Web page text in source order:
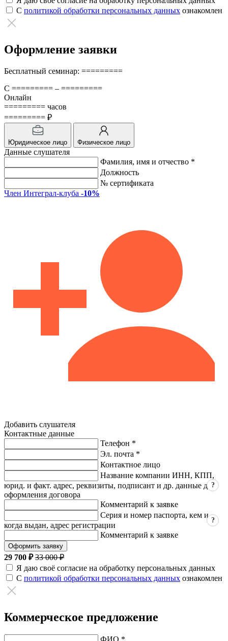
С политикой обработки персональных данных ознакомлен
Оформление заявки
Бесплатный семинар: =========
С ========= – =========
Онлайн
========= часов
========= ₽
Юридическое лицо Физическое лицо
Данные слушателя
Фамилия, имя и отчество *
Должность
№ сертификата
Член Интеграл-клуба -10%
Добавить слушателя
Контактные данные
Телефон *
Эл. почта *
Контактное лицо
Название компании ИНН, КПП,
юрид. и факт. адрес, реквизиты, подписант и др. данные для
оформления договора
?
Комментарий к заявке
Серия и номер паспорта, кем и
когда выдан, адрес регистрации
?
Комментарий к заявке
Оформить заявку
29 700 ₽ 33 000 ₽
Я даю своё согласие на обработку персональных данных
С политикой обработки персональных данных ознакомлен
Коммерческое предложение
ФИО *